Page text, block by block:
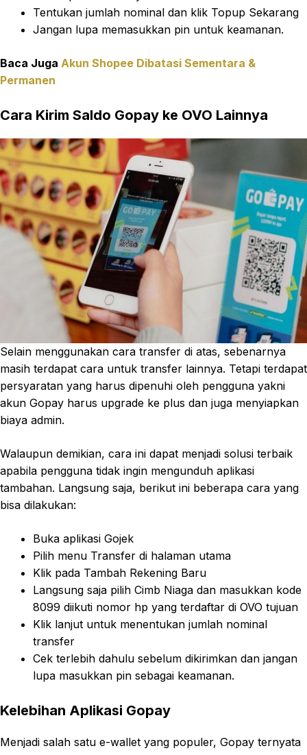
Tentukan jumlah nominal dan klik Topup Sekarang
Jangan lupa memasukkan pin untuk keamanan.
Baca Juga Akun Shopee Dibatasi Sementara &
Permanen
Cara Kirim Saldo Gopay ke OVO Lainnya
Selain menggunakan cara transfer di atas, sebenarnya
masih terdapat cara untuk transfer lainnya. Tetapi terdapat
persyaratan yang harus dipenuhi oleh pengguna yakni
akun Gopay harus upgrade ke plus dan juga menyiapkan
biaya admin.
Walaupun demikian, cara ini dapat menjadi solusi terbaik
apabila pengguna tidak ingin mengunduh aplikasi
tambahan. Langsung saja, berikut ini beberapa cara yang
bisa dilakukan:
Buka aplikasi Gojek
Pilih menu Transfer di halaman utama
Klik pada Tambah Rekening Baru
Langsung saja pilih Cimb Niaga dan masukkan kode
8099 diikuti nomor hp yang terdaftar di OVO tujuan
Klik lanjut untuk menentukan jumlah nominal
transfer
Cek terlebih dahulu sebelum dikirimkan dan jangan
lupa masukkan pin sebagai keamanan.
Kelebihan Aplikasi Gopay
Menjadi salah satu e-wallet yang populer, Gopay ternyata